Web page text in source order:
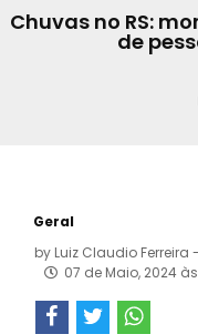
o
Chuvas no RS:
de
Geral
by Luiz Claudio
07 de Maio, 2024